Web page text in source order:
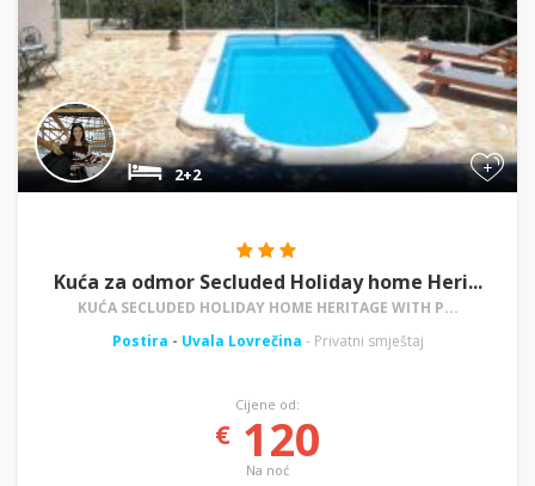
+
2+2
Kuća za odmor Secluded Holiday home Heri...
KUĆA SECLUDED HOLIDAY HOME HERITAGE WITH P...
Postira - Uvala Lovrečina - Privatni smještaj
Cijene od:
€120
Na noć